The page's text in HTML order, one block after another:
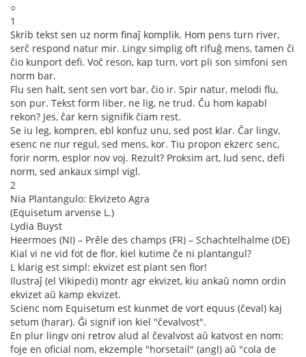
○
1
Skrib tekst sen uz norm finaĵ komplik. Hom pens turn river,
serĉ respond natur mir. Lingv simplig oft rifuĝ mens, tamen ĉi
ĉio kunport defi. Voĉ reson, kap turn, vort pli son simfoni sen
norm bar.
Flu sen halt, sent sen vort bar, ĉio ir. Spir natur, melodi flu,
son pur. Tekst form liber, ne lig, ne trud. Ĉu hom kapabl
rekon? Jes, ĉar kern signifik ĉiam rest.
Se iu leg, kompren, ebl konfuz unu, sed post klar. Ĉar lingv,
esenc ne nur regul, sed mens, kor. Tiu propon ekzerc senc,
forir norm, esplor nov voj. Rezult? Proksim art, lud senc, defi
norm, sed ankaux simpl vigl.
2
Nia Plantangulo: Ekvizeto Agra
(Equisetum arvense L.)
Lydia Buyst
Heermoes (NI) – Prêle des champs (FR) – Schachtelhalme (DE)
Kial vi ne vid fot de flor, kiel kutime ĉe ni plantangul?
L klarig est simpl: ekvizet est plant sen flor!
Ilustraĵ (el Vikipedi) montr agr ekvizet, kiu ankaŭ nomn ordin
ekvizet aŭ kamp ekvizet.
Scienc nom Equisetum est kunmet de vort equus (ĉeval) kaj
setum (harar). Ĝi signif ion kiel "ĉevalvost".
En plur lingv oni retrov alud al ĉevalvost aŭ katvost en nom:
foje en oficial nom, ekzemple "horsetail" (angl) aŭ "cola de